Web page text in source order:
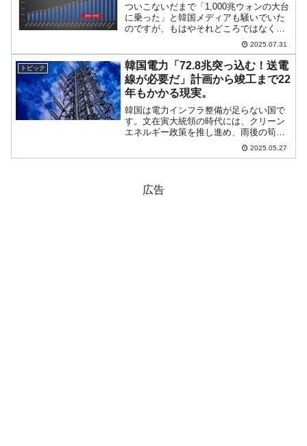
ついこないだまで「1,000兆ウォンの大台
に乗った」と韓国メディアも騒いでいた
のですが、もはやそれどころではなくな
りました。韓国の「政府負債」の話で
す。Money1でもご紹介してきたとおり、
そろそろ「このままどこまで行けるの
か？」と韓国政府...
2025.07.31
トピック
韓国電力「72.8兆突っ込む！送電
線が必要だ」計画から竣工まで22
年もかかる現実。
韓国は電力インフラ整備が足らない国で
す。文在寅大統領の時代には、クリーン
エネルギー政策を推し進め、雨後の筍の
ように太陽光発言施設を乱造したのです
が、その1／3が発電網に接続されていな
2025.05.27
広告